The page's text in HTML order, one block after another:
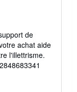
de
achat aide
l'illettrisme.